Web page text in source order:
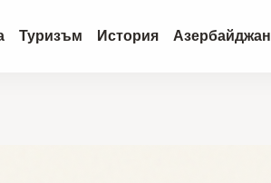
Туризъм История Азербайджан